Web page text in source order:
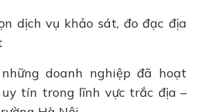
dịch vụ khảo sát, đo đạc địa
doanh nghiệp đã hoạt
tín trong lĩnh vực trắc địa –